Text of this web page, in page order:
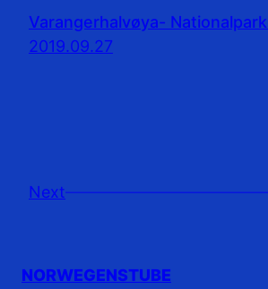
Varangerhalvøya-
2019.09.27
Next
NORWEGENSTUBE